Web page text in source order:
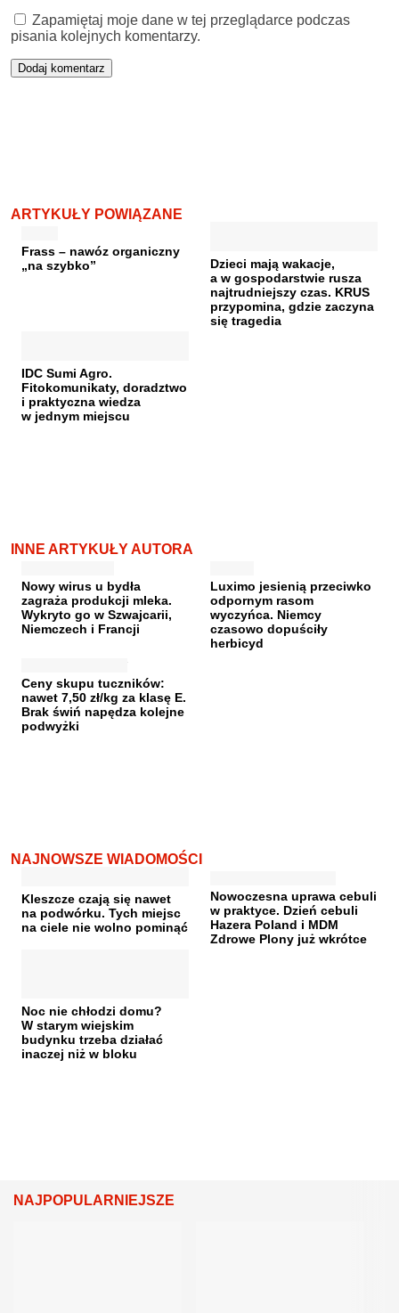
Zapamiętaj moje dane w tej przeglądarce podczas
pisania kolejnych komentarzy.
ARTYKUŁY POWIĄZANE
Frass – nawóz organiczny
„na szybko”
Dzieci mają wakacje,
a w gospodarstwie rusza
najtrudniejszy czas. KRUS
przypomina, gdzie zaczyna
się tragedia
IDC Sumi Agro.
Fitokomunikaty, doradztwo
i praktyczna wiedza
w jednym miejscu
INNE ARTYKUŁY AUTORA
Nowy wirus u bydła
zagraża produkcji mleka.
Wykryto go w Szwajcarii,
Niemczech i Francji
Luximo jesienią przeciwko
odpornym rasom
wyczyńca. Niemcy
czasowo dopuściły
herbicyd
Ceny skupu tuczników:
nawet 7,50 zł/kg za klasę E.
Brak świń napędza kolejne
podwyżki
NAJNOWSZE WIADOMOŚCI
Kleszcze czają się nawet
na podwórku. Tych miejsc
na ciele nie wolno pominąć
Nowoczesna uprawa cebuli
w praktyce. Dzień cebuli
Hazera Poland i MDM
Zdrowe Plony już wkrótce
Noc nie chłodzi domu?
W starym wiejskim
budynku trzeba działać
inaczej niż w bloku
NAJPOPULARNIEJSZE